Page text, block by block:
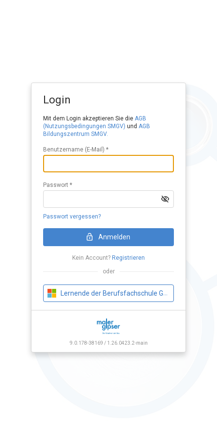
9.0.178-38169 / 1.26.0423.2-main
Login
Mit dem Login akzeptieren Sie die AGB
(Nutzungsbedingungen SMGV) und AGB
Bildungszentrum SMGV.
Benutzername (E-Mail) *
Passwort *
Passwort vergessen?
Anmelden
Kein Account? Registrieren
oder
Lernende der Berufsfachschule Gipser